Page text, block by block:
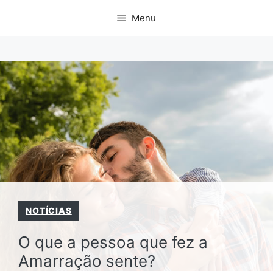
Menu
NOTÍCIAS
O que a pessoa que fez a
Amarração sente?